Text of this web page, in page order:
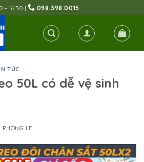
- 16:30 | 098.398.0015
TỨC
50L có dễ vệ sinh
PHONG LE